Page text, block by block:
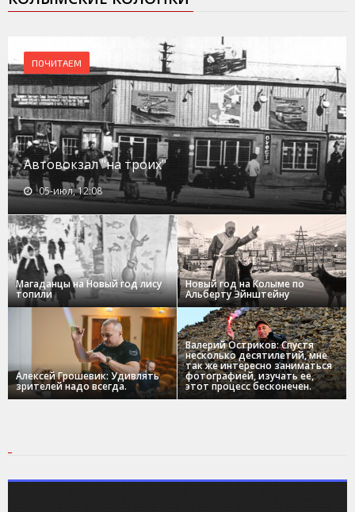
ПОЧИТАЕМ
Автовокзал "на троих"
05-июл, 12:08
Магаданцы на Новый год лису
топили
Новый год на Колыме по
Альберту Эйнштейну
Алексей Грошевик: Удивлять
зрителей надо всегда.
Валерий Остриков: Спустя
несколько десятилетий, мне
так же интересно заниматься
фотографией, изучать ее,
этот процесс бесконечен.